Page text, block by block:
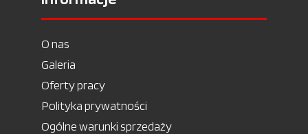
O nas
Galeria
Oferty pracy
Polityka prywatności
Ogólne warunki sprzedaży